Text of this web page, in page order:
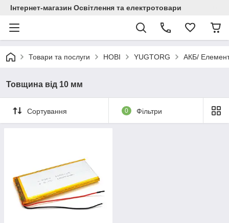
Інтернет-магазин Освітлення та електротовари
Товари та послуги НОВІ YUGTORG АКБ/
Товщина від 10 мм
Сортування 0 Фільтри